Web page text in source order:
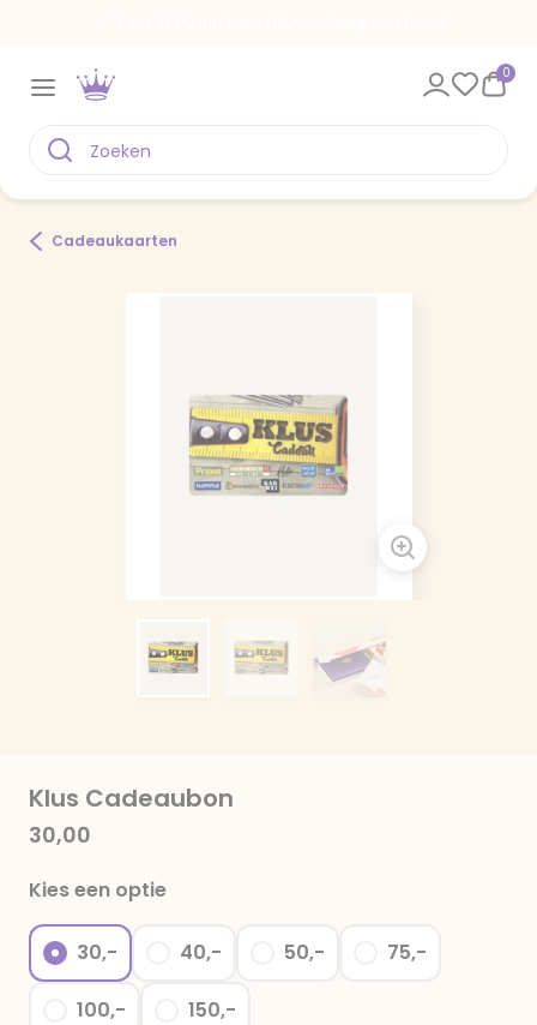
0
Cadeaukaarten
Klus Cadeaubon
30,00
Kies een optie
30,- 40,- 50,- 75,-
100,- 150,-